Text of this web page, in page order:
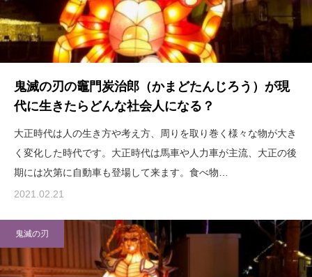
鬼滅の刃の竈門炭治郎（かまどたんじろう）が現
代に生きたらどんな社会人になる？
大正時代は人の生き方や考え方、周りを取り巻く様々な物が大き
く変化した時代です。大正時代は馬車や人力車が主流、大正の後
期には次第に自動車も登場して来ます。食べ物…
2021.02.21
鬼滅の刃